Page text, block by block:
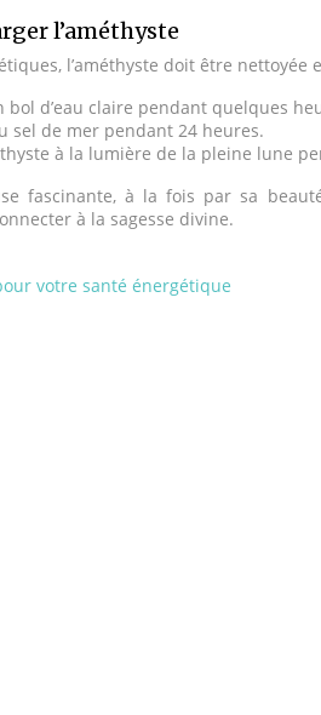
l’améthyste
l’améthyste doit être
bol d’eau claire pendant quelques
sel de mer pendant 24 heures.
à la lumière de la pleine lune
fascinante, à la fois par sa
à la sagesse divine.
votre santé énergétique